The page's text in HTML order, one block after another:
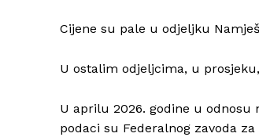
Cijene su pale u odjeljku
U ostalim odjeljcima, u
U aprilu 2026. godine u odnosu
podaci su Federalnog zavoda